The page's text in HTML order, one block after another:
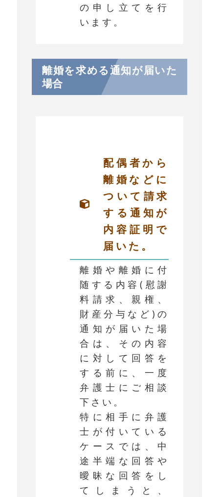
の申し立てを行
います。
離婚を求める通知が届いた
場合
配偶者から
離婚などに
ついて請求
する通知が
内容証明で
届いた。
離婚や離婚に付
随する内容(慰謝
料請求、親権、
財産分与など)の
通知が届いた場
合は、その内容
に対して回答を
する前に、一度
弁護士にご相談
下さい。
特に相手に弁護
士が付いている
ケースでは、中
途半端な回答や
曖昧な回答をし
てしまうと、